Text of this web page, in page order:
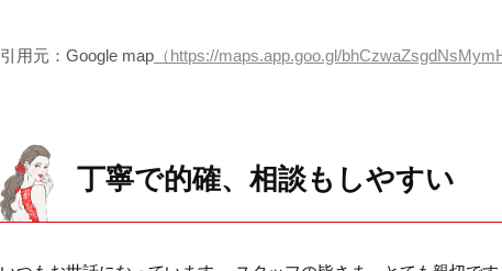
引用元：Google map （https://maps.app.goo.gl/
丁寧で的確、相談もしやすい